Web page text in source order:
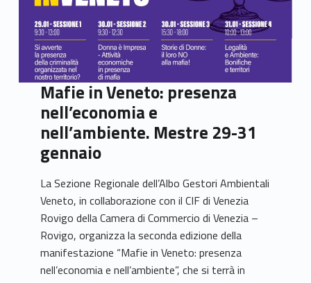
Mafie in Veneto: presenza
nell’economia e
nell’ambiente. Mestre 29-31
gennaio
La Sezione Regionale dell’Albo Gestori Ambientali
Veneto, in collaborazione con il CIF di Venezia
Rovigo della Camera di Commercio di Venezia –
Rovigo, organizza la seconda edizione della
manifestazione “Mafie in Veneto: presenza
nell’economia e nell’ambiente”, che si terrà in